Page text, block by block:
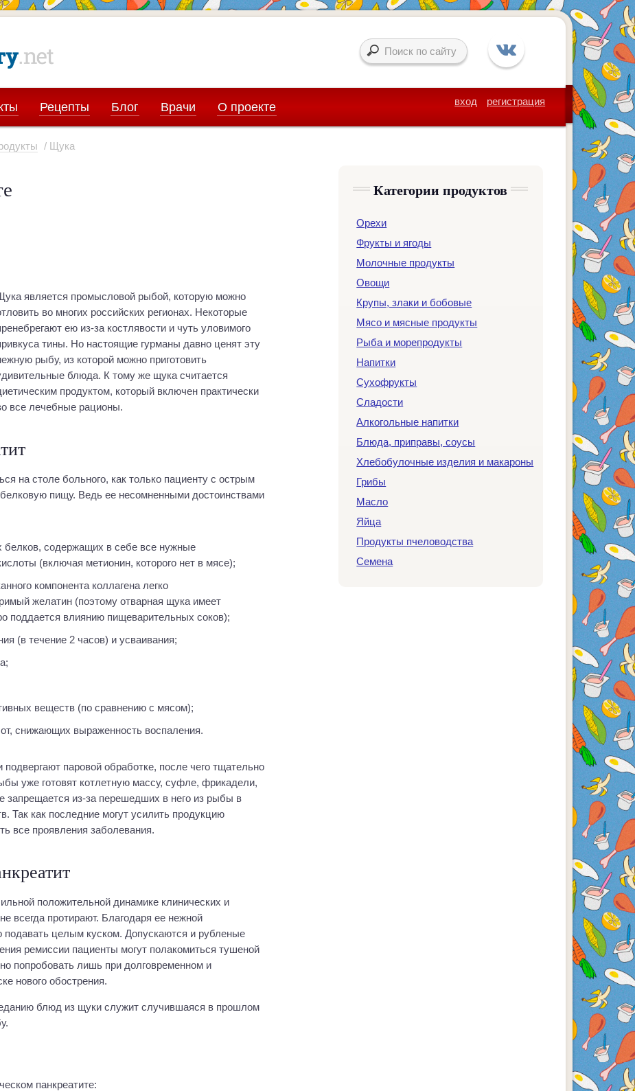
Рецепты Блог Врачи О проекте вход регистрация
/ Щука
является промысловой рыбой, которую можно
во многих российских регионах. Некоторые
ею из-за костлявости и чуть уловимого
тины. Но настоящие гурманы давно ценят эту
рыбу, из которой можно приготовить
блюда. К тому же щука считается
продуктом, который включен практически
все лечебные рационы.
на столе больного, как только пациенту с острым
пищу. Ведь ее несомненными достоинствами
(включая метионин, которого нет в мясе);
желатин (поэтому отварная щука имеет
поддается влиянию пищеварительных соков);
(в течение 2 часов) и усваивания;
веществ (по сравнению с мясом);
снижающих выраженность воспаления.
паровой обработке, после чего тщательно
уже готовят котлетную массу, суфле, фрикадели,
запрещается из-за перешедших в него из рыбы в
Так как последние могут усилить продукцию
все проявления заболевания.
положительной динамике клинических и
всегда протирают. Благодаря ее нежной
целым куском. Допускаются и рубленые
ремиссии пациенты могут полакомиться тушеной
попробовать лишь при долговременном и
нового обострения.
блюд из щуки служит случившаяся в прошлом
панкреатите:
Категории продуктов
Орехи
Фрукты и ягоды
Молочные продукты
Овощи
Крупы, злаки и бобовые
Мясо и мясные продукты
Рыба и морепродукты
Напитки
Сухофрукты
Сладости
Алкогольные напитки
Блюда, приправы, соусы
Хлебобулочные изделия и макароны
Грибы
Масло
Яйца
Продукты пчеловодства
Семена